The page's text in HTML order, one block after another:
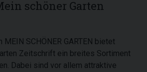
schöner Garten
SCHÖNER GARTEN bietet
Zeitschrift ein breites Sortiment
Dabei sind vor allem attraktive